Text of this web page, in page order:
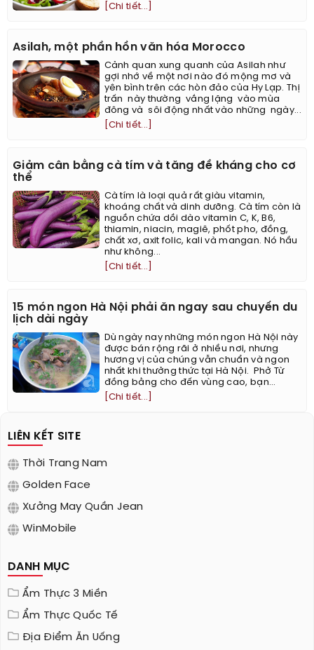
[Chi tiết...]
Asilah, một phần hồn văn hóa Morocco
Cảnh quan xung quanh của Asilah như
gợi nhớ về một nơi nào đó mộng mơ và
yên bình trên các hòn đảo của Hy Lạp. Thị
trấn này thường vắng lặng vào mùa
đông và sôi động nhất vào những ngày...
[Chi tiết...]
Giảm cân bằng cà tím và tăng đề kháng cho cơ
thể
Cà tím là loại quả rất giàu vitamin,
khoáng chất và dinh dưỡng. Cà tím còn là
nguồn chứa dồi dào vitamin C, K, B6,
thiamin, niacin, magiê, phốt pho, đồng,
chất xơ, axit folic, kali và mangan. Nó hầu
như không...
[Chi tiết...]
15 món ngon Hà Nội phải ăn ngay sau chuyến du
lịch dài ngày
Dù ngày nay những món ngon Hà Nội này
được bán rộng rãi ở nhiều nơi, nhưng
hương vị của chúng vẫn chuẩn và ngon
nhất khi thưởng thức tại Hà Nội. ​ Phở Từ
đồng bằng cho đến vùng cao, bạn...
[Chi tiết...]
LIÊN KẾT SITE
Thời Trang Nam
Golden Face
Xưởng May Quần Jean
WinMobile
DANH MỤC
Ẩm Thực 3 Miền
Ẩm Thực Quốc Tế
Địa Điểm Ăn Uống